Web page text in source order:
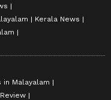
Kerala News
in Malayalam